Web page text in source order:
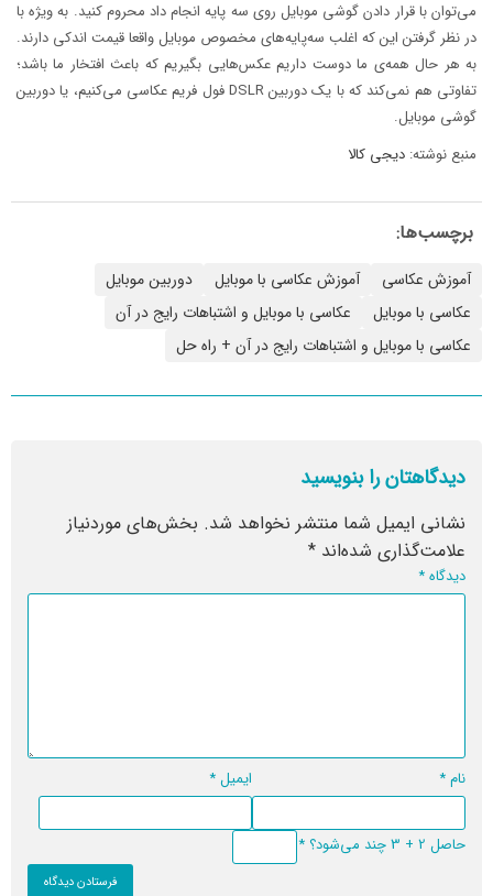
می‌توان با قرار دادن گوشی موبایل روی سه پایه انجام داد محروم کنید. به ویژه با
در نظر گرفتن این که اغلب سه‌پایه‌های مخصوص موبایل واقعا قیمت اندکی دارند.
به هر حال همه‌ی ما دوست داریم عکس‌هایی بگیریم که باعث افتخار ما باشد؛
تفاوتی هم نمی‌کند که با یک دوربین DSLR فول فریم عکاسی می‌کنیم، یا دوربین
گوشی موبایل.
منبع نوشته: دیجی کالا
برچسب‌ها:
آموزش عکاسی آموزش عکاسی با موبایل
دوربین موبایل
عکاسی با موبایل
عکاسی با موبایل و اشتباهات رایج در آن
عکاسی با موبایل و اشتباهات رایج در آن + راه حل
دیدگاهتان را بنویسید
نشانی ایمیل شما منتشر نخواهد شد. بخش‌های موردنیاز
علامت‌گذاری شده‌اند *
دیدگاه*
نام* ایمیل*
حاصل 2 + 3 چند می‌شود؟ *